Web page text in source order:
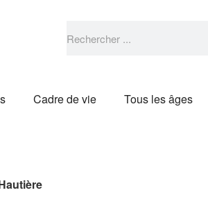
Cadre de vie Tous les âges